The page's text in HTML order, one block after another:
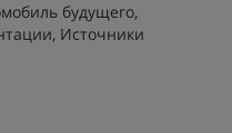
будущего,
Источники